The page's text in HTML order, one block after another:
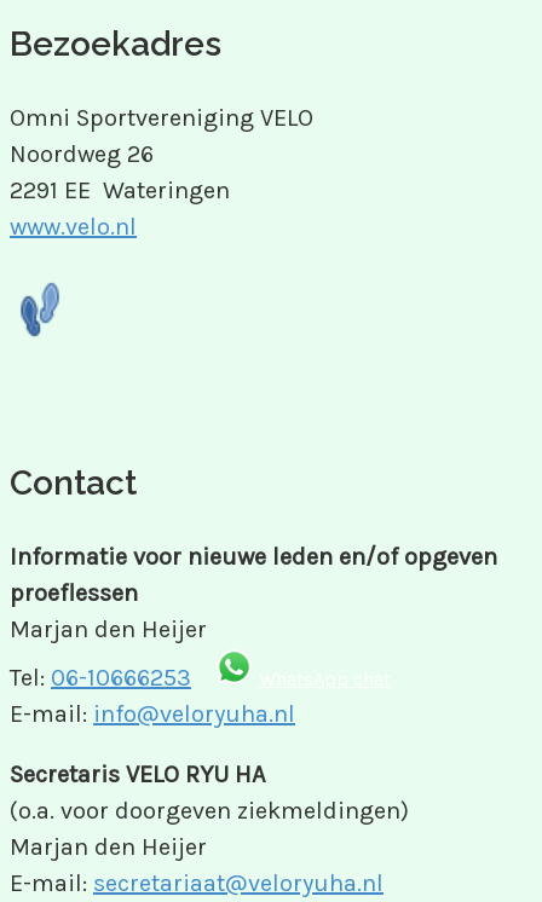
Bezoekadres
Omni Sportvereniging VELO
Noordweg 26
2291 EE Wateringen
www.velo.nl
Contact
Informatie voor nieuwe leden en/of opgeven
proeflessen
Marjan den Heijer
Tel: 06-10666253
E-mail: info@veloryuha.nl
Secretaris VELO RYU HA
(o.a. voor doorgeven ziekmeldingen)
Marjan den Heijer
E-mail: secretariaat@veloryuha.nl